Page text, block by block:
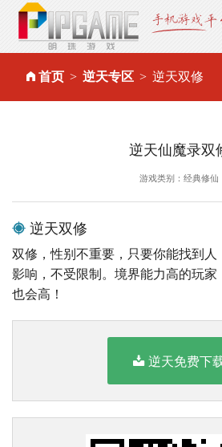
首页 逆天专区 逆天双修
逆天仙魔录双
游戏类别：经典修仙
逆天双修
双修，性别不重要，只要你能找到人
影响，不受限制。境界能力高的玩家
也会高！
逆天免费下